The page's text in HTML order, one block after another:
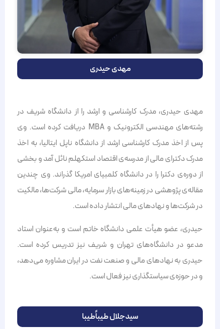
مهدی حیدری
مهدی حیدری، مدرک کارشناسی و ارشد را از دانشگاه شریف در
رشته‌های مهندسی الکترونیک و MBA دریافت کرده است. وی
پس از اخذ مدرک کارشناسی ارشد از دانشگاه ناپل ایتالیا، به اخذ
مدرک دکترای مالی از مدرسه‌ی اقتصاد استکهلم نائل آمد و بخشی
از دوره‌ی دکترا را در دانشگاه کلمبیای امریکا گذراند. وی چندین
مقاله‌ی پژوهشی در زمینه‌های بازار سرمایه، مالی شرکت‌ها، مالکیت
در شرکت‌ها و نهادهای مالی انتشار داده است.
حیدری، عضو هیأت علمی دانشگاه خاتم است و به‌عنوان استاد
مدعو در دانشگاه‌های تهران و شریف نیز تدریس کرده است.
حیدری به نهادهای مالی و صنعت نفت در ایران مشاوره می‌دهد،
و در حوزه‌ی سیاستگذاری نیز فعال است.
سیدجلال طیباًطیبا